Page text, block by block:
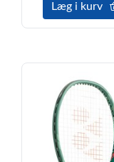
Læg i kurv